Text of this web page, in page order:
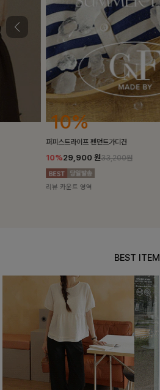
25%
밴스트라이프 스트링원피스
25%35,100원46,800원
리뷰 카운트 영역
BEST ITEM